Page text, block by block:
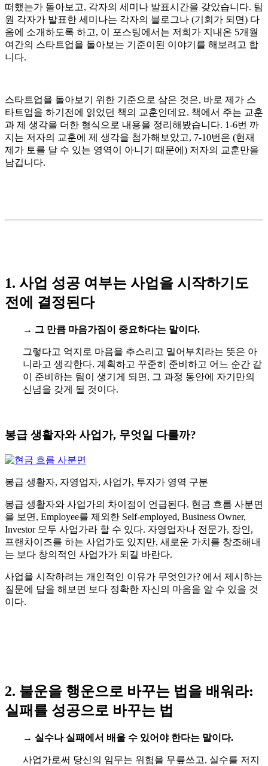
떠했는가 돌아보고, 각자의 세미나 발표시간을 갖았습니다. 팀
원 각자가 발표한 세미나는 각자의 블로그나 (기회가 되면) 다
음에 소개하도록 하고, 이 포스팅에서는 저희가 지내온 5개월
여간의 스타트업을 돌아보는 기준이된 이야기를 해보려고 합
니다.
스타트업을 돌아보기 위한 기준으로 삼은 것은, 바로 제가 스
타트업을 하기전에 읽었던 책의 교훈인데요. 책에서 주는 교훈
과 제 생각을 더한 형식으로 내용을 정리해봤습니다. 1-6번 까
지는 저자의 교훈에 제 생각을 첨가해보았고, 7-10번은 (현재
제가 토를 달 수 있는 영역이 아니기 때문에) 저자의 교훈만을
남깁니다.
1. 사업 성공 여부는 사업을 시작하기도
전에 결정된다
→ 그 만큼 마음가짐이 중요하다는 말이다.
그렇다고 억지로 마음을 추스리고 밀어부치라는 뜻은 아
니라고 생각한다. 계획하고 꾸준히 준비하고 어느 순간 같
이 준비하는 팀이 생기게 되면, 그 과정 동안에 자기만의
신념을 갖게 될 것이다.
봉급 생활자와 사업가, 무엇일 다를까?
봉급 생활자, 자영업자, 사업가, 투자가 영역 구분
봉급 생활자와 사업가의 차이점이 언급된다. 현금 흐름 사분면
을 보면, Employee를 제외한 Self-employed, Business Owner,
Investor 모두 사업가라 할 수 있다. 자영업자나 전문가, 장인,
프랜차이즈를 하는 사업가도 있지만, 새로운 가치를 창조해내
는 보다 창의적인 사업가가 되길 바란다.
사업을 시작하려는 개인적인 이유가 무엇인가? 에서 제시하는
질문에 답을 해보면 보다 정확한 자신의 마음을 알 수 있을 것
이다.
2. 불운을 행운으로 바꾸는 법을 배워라:
실패를 성공으로 바꾸는 법
→ 실수나 실패에서 배울 수 있어야 한다는 말이다.
사업가로써 당신의 임무는 위험을 무릎쓰고, 실수를 저지